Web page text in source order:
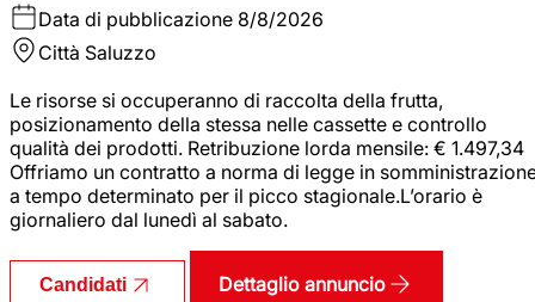
Data di pubblicazione 8/8/2026
Città Saluzzo
Le risorse si occuperanno di raccolta della frutta,
posizionamento della stessa nelle cassette e controllo
qualità dei prodotti. Retribuzione lorda mensile: € 1.497,34
Offriamo un contratto a norma di legge in
a tempo determinato per il picco stagionale.L’orario è
giornaliero dal lunedì al sabato.
Candidati Dettaglio annuncio